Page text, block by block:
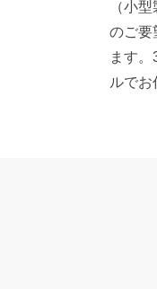
（小
のご要
ます
ルでお